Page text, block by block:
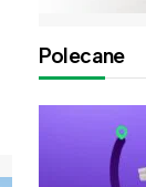
Polecane